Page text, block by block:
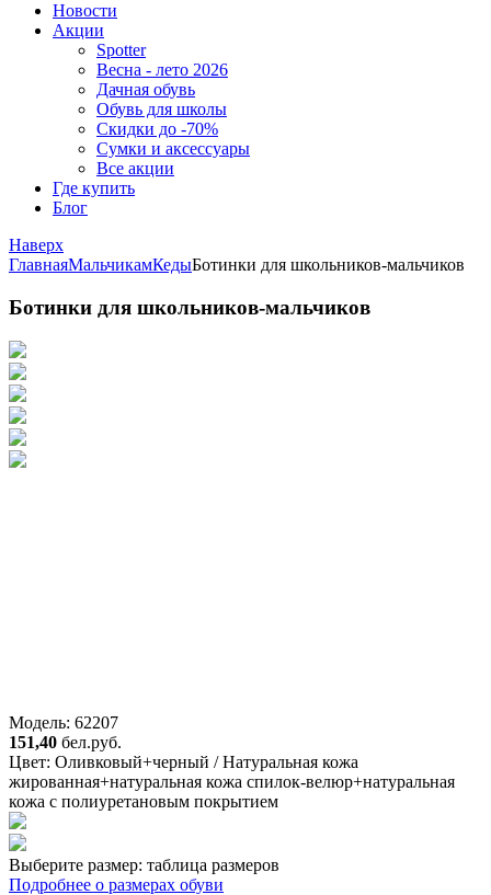
Новости
Акции
Spotter
Весна - лето 2026
Дачная обувь
Обувь для школы
Скидки до -70%
Сумки и аксессуары
Все акции
Где купить
Блог
Наверх
ГлавнаяМальчикамКедыБотинки для школьников-мальчиков
Ботинки для школьников-мальчиков
Модель: 62207
151,40 бел.руб.
Цвет: Оливковый+черный / Натуральная кожа
жированная+натуральная кожа спилок-велюр+натуральная
кожа с полиуретановым покрытием
Выберите размер: таблица размеров
Подробнее о размерах обуви